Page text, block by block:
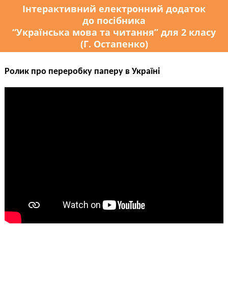
Інтерактивний електронний додаток
до посібника
“Українська мова та читання” для 2 класу
(Г. Остапенко)
Ролик про переробку паперу в Україні